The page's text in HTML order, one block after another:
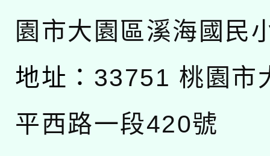
園市大園區溪海國民
地址： 33751 桃園市
平西路一段420號